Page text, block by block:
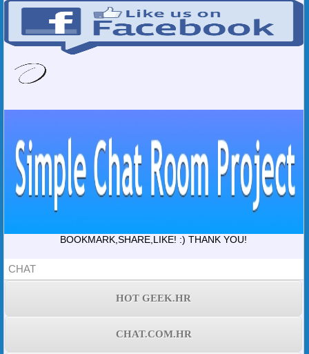
BOOKMARK,SHARE,LIKE! :) THANK YOU!
CHAT
HOT GEEK.HR
CHAT.COM.HR